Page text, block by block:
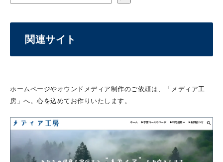
関連サイト
ホームページやオウンドメディア制作のご依頼は、「メディア工
房」へ。心を込めてお作りいたします。